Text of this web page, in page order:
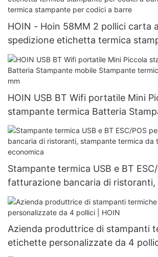
HOIN - Hoin 58MM 2 pollici carta
spedizione etichetta termica
codici a barre etichetta termica
codici a barre
HOIN USB BT Wifi portatile Mini
stampante termica Batteria
Stampante termica portatile da 58
Stampante termica USB e BT
fatturazione bancaria di
termica da tavolo da 80 mm,
Azienda produttrice di stampanti
etichette personalizzate da 4